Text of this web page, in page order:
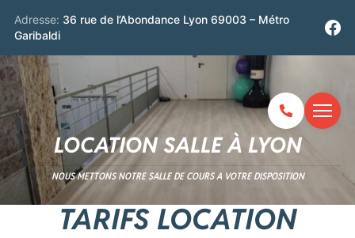
Adresse: 36 rue de l’Abondance Lyon 69003 – Métro
Garibaldi
LOCATION SALLE À LYON
NOUS METTONS NOTRE SALLE DE COURS A VOTRE DISPOSITION
TARIFS LOCATION